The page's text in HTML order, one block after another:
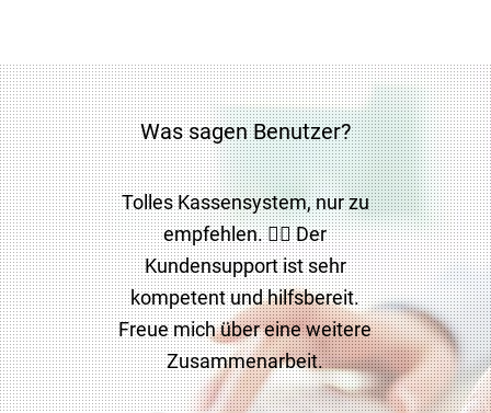
Was sagen Benutzer?
Tolles Kassensystem, nur zu
empfehlen. 👍🏼 Der
Kundensupport ist sehr
kompetent und hilfsbereit.
Freue mich über eine weitere
Zusammenarbeit.
Sehr funktionales und
bedienerfreundliches
Kassensystem.
Kundenservice sehr
Kompetent. Erreichbarkeit
sehr gut. Preis-/
Leistungsverhältnis